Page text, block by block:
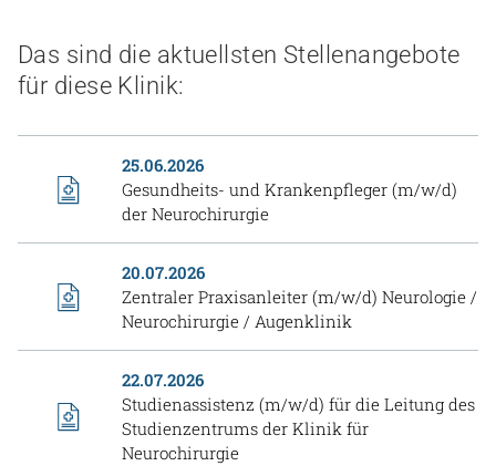
Notaufnahme
Das sind die aktuellsten Stellenangebote
für diese Klinik:
25.06.2026
Gesundheits- und Krankenpfleger (m/w/d)
der Neurochirurgie
20.07.2026
Zentraler Praxisanleiter (m/w/d) Neurologie /
Neurochirurgie / Augenklinik
22.07.2026
Studienassistenz (m/w/d) für die Leitung des
Studienzentrums der Klinik für
Neurochirurgie